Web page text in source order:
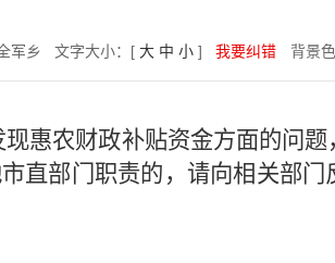
军乡 文字大小：[ 大 中 小 ] 我要纠错 背景色
惠农财政补贴资金方面的问
直部门职责的，请向相关部